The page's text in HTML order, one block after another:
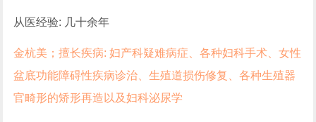
从医经验: 几十余年
金杭美；擅长疾病: 妇产科疑难病症、各种妇科手术、女性
盆底功能障碍性疾病诊治、生殖道损伤修复、各种生殖器
官畸形的矫形再造以及妇科泌尿学